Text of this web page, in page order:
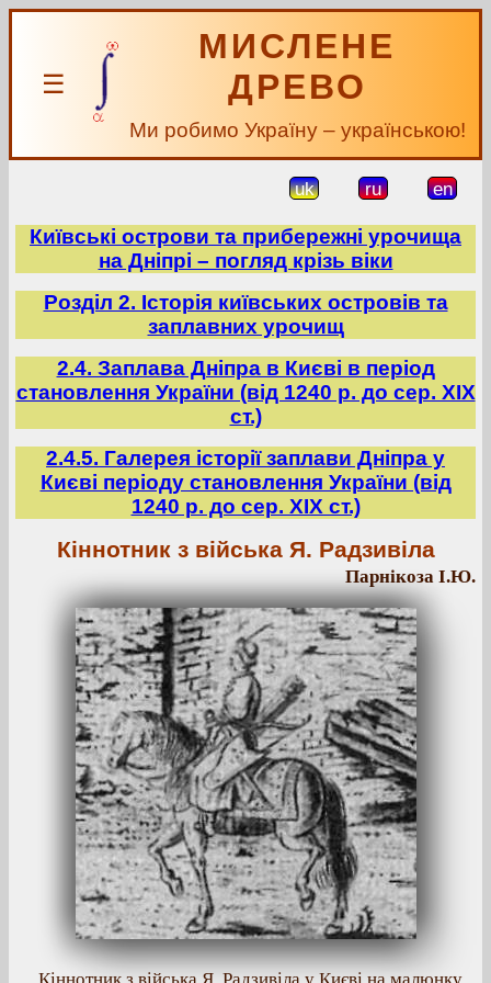
☰
МИСЛЕНЕ
ДРЕВО
Ми робимо Україну – українською!
uk ru en
Київські острови та прибережні урочища
на Дніпрі – погляд крізь віки
Розділ 2. Історія київських островів та
заплавних урочищ
2.4. Заплава Дніпра в Києві в період
становлення України (від 1240 р. до сер. ХІХ
ст.)
2.4.5. Галерея історії заплави Дніпра у
Києві періоду становлення України (від
1240 р. до сер. ХІХ ст.)
Кіннотник з війська Я. Радзивіла
Парнікоза І.Ю.